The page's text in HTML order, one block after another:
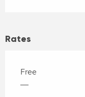
Rates
Free
—